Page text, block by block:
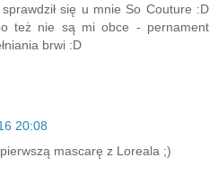
się u mnie So Couture :D
też nie są mi obce - pernament
brwi :D
20:08
mascarę z Loreala ;)